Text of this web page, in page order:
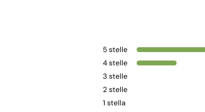
5stelle
4stelle
3stelle
2stelle
1 stella